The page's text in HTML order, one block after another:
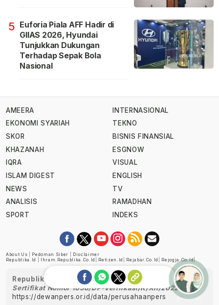
5 Euforia Piala AFF Hadir di
GIIAS 2026, Hyundai
Tunjukkan Dukungan
Terhadap Sepak Bola
Nasional
AMEERA
EKONOMI SYARIAH
SKOR
KHAZANAH
IQRA
ISLAM DIGEST
NEWS
ANALISIS
SPORT
INTERNASIONAL
TEKNO
BISNIS FINANSIAL
ESGNOW
VISUAL
ENGLISH
TV
RAMADHAN
INDEKS
About Us Pedoman Siber
Disclaimer
Republika.id
Ihram.republika.co.id Retizen.id Rejabar.co.id Rejogja.co.id|
Republika telah diverifikasi oleh Dewan Pers
Sertifikat Nomor 1058/DP-Verifikasi/K/XII/2022
https://dewanpers.or.id/data/perusahaanpers
Ask me!